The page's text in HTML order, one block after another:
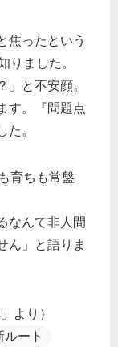
焦ったという
りました。
」と不安顔。
す。『問題点
た。
育ちも常盤
なんて非人間
ん」と語りま
より）
ルート